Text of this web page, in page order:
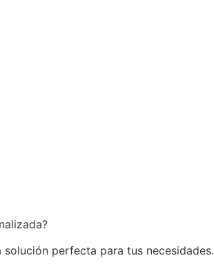
perfecta para tus necesidades.